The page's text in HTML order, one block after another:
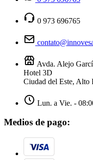
0 973 696765
Avda. Alejo
Hotel 3D
Ciudad del Este, Alto
Lun. a Vie. -
Medios de pago: